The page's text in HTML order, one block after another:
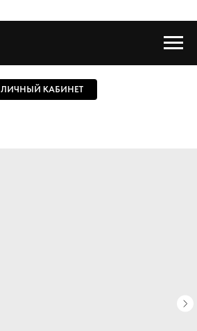
ЛИЧНЫЙ КАБИНЕТ